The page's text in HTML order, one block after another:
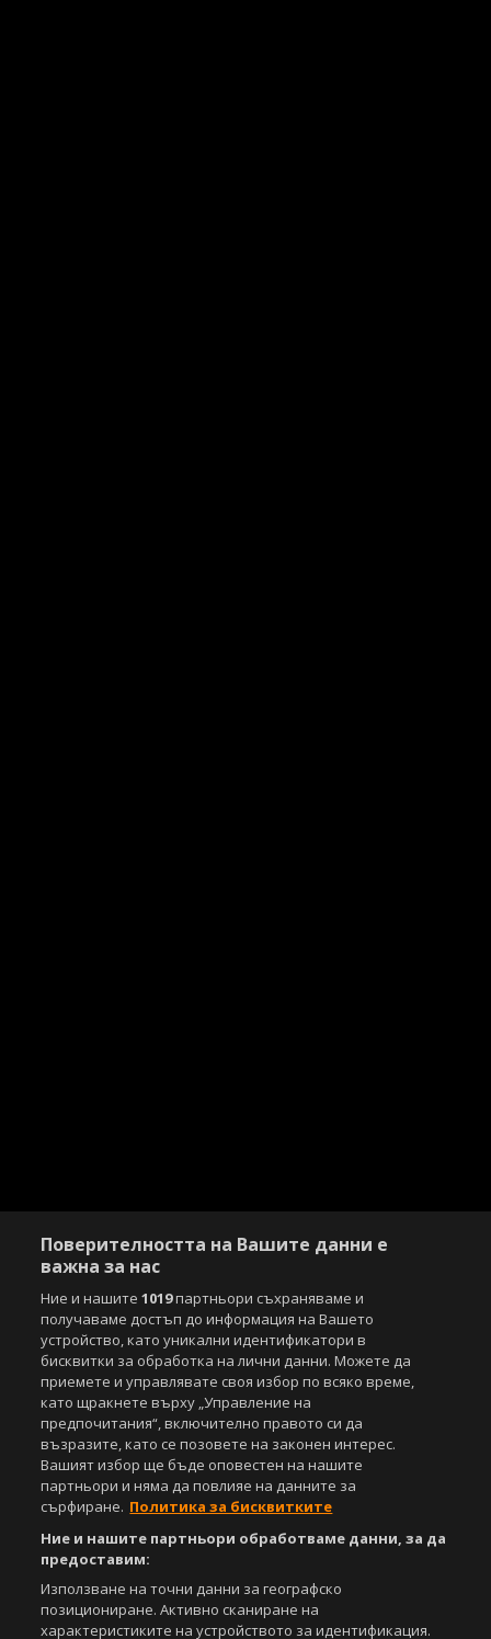
Поверителността на Вашите данни е
важна за нас
Ние и нашите1019партньори съхраняваме и
получаваме достъп до информация на Вашето
устройство, като уникални идентификатори в
бисквитки за обработка на лични данни. Можете да
приемете и управлявате своя избор по всяко време,
като щракнете върху „Управление на
предпочитания“, включително правото си да
възразите, като се позовете на законен интерес.
Вашият избор ще бъде оповестен на нашите
партньори и няма да повлияе на данните за
сърфиране. Политика за бисквитките
Ние и нашите партньори обработваме данни, за да
предоставим:
Използване на точни данни за географско
позициониране. Активно сканиране на
характеристиките на устройството за идентификация.